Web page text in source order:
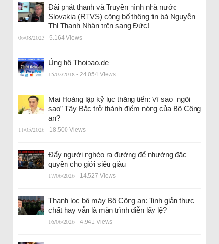
Đài phát thanh và Truyền hình nhà nước
Slovakia (RTVS) công bố thông tin bà Nguyễn
Thị Thanh Nhàn trốn sang Đức!
06/08/2023 - 5.164 Views
Ủng hộ Thoibao.de
15/02/2018 - 24.054 Views
Mai Hoàng lập kỷ lục thăng tiến: Vì sao “ngôi
sao” Tây Bắc trở thành điểm nóng của Bộ Công
an?
11/05/2026 - 18.500 Views
Đẩy người nghèo ra đường để nhường đặc
quyền cho giới siêu giàu
17/06/2026 - 14.527 Views
Thanh lọc bộ máy Bộ Công an: Tinh giản thực
chất hay vẫn là màn trình diễn lấy lệ?
16/06/2026 - 4.941 Views